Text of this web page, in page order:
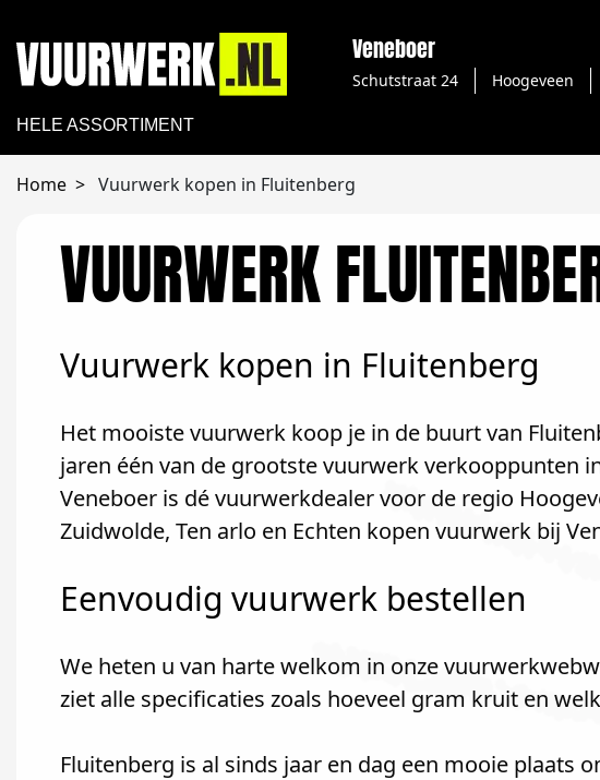
Veneboer
Schutstraat 24 Hoogeveen
HELE ASSORTIMENT
Home Vuurwerk kopen in Fluitenberg
VUURWERK
Vuurwerk kopen in Fluitenberg
Het mooiste vuurwerk koop je in de buurt van
jaren één van de grootste vuurwerk verkooppunten
Veneboer is dé vuurwerkdealer voor de regio
Zuidwolde, Ten arlo en Echten kopen vuurwerk bij
Eenvoudig vuurwerk bestellen
We heten u van harte welkom in onze
ziet alle specificaties zoals hoeveel gram kruit en
Fluitenberg is al sinds jaar en dag een mooie plaats